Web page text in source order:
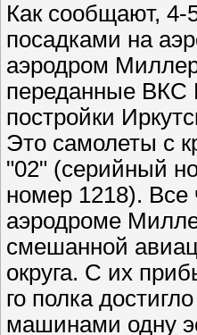
Как сообщают, 4-
посадками на
аэродром
переданные ВКС
постройки
Это самолеты с
"02" (серийный
номер 1218). Все
аэродроме
смешанной
округа. С их
го полка
машинами одну